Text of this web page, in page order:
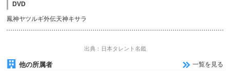
DVD
鳳神ヤツルギ外伝天神キサラ
出典：日本タレント名鑑
他の所属者 一覧を見る